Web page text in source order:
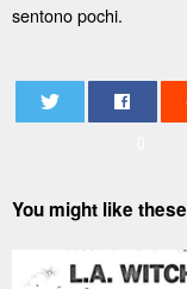
sentono pochi.
You might like these